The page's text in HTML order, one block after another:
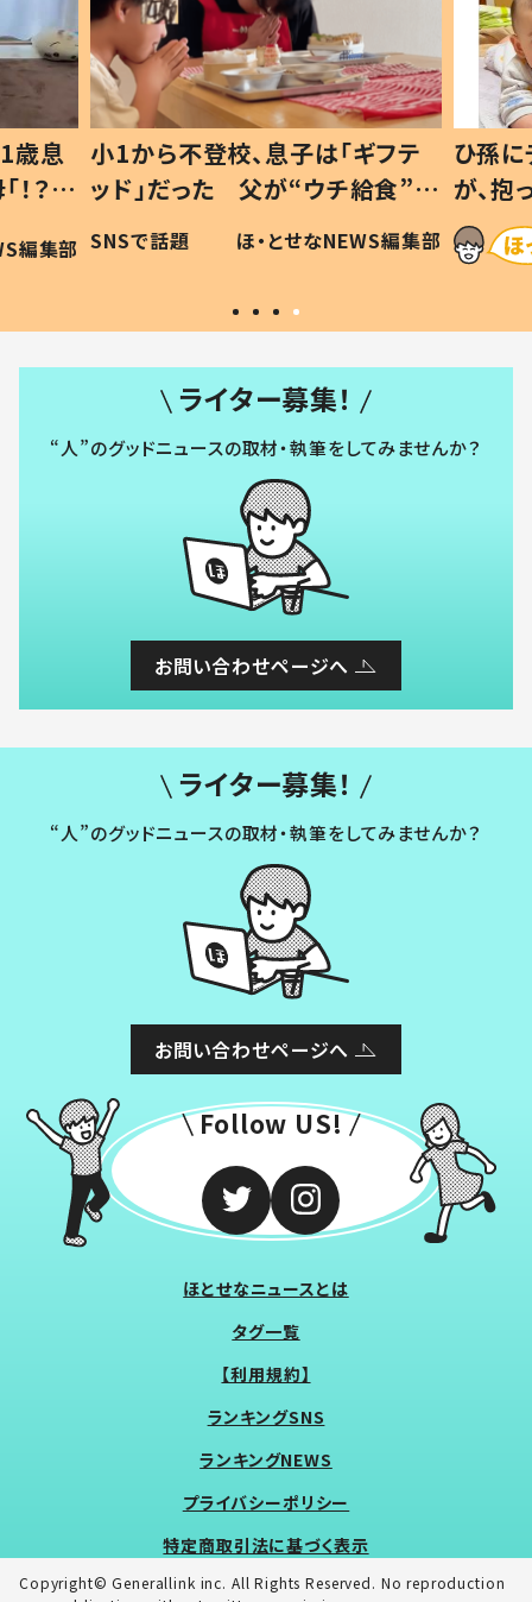
歳息
？」
編集部
小1から不登校、息子は「ギフテ
ッド」だった 父が“ウチ給食”を
作り続ける理由とは #令和の親
#令和の子
SNSで話題 ほ・とせなNEWS編集部
ひ孫
が、
「涙が
い」
ライター募集！
“人”のグッドニュースの取材・執筆をしてみませんか？
お問い合わせページへ
ライター募集！
“人”のグッドニュースの取材・執筆をしてみませんか？
お問い合わせページへ
Follow US!
ほとせなニュースとは
タグ一覧
【利用規約】
ランキングSNS
ランキングNEWS
プライバシーポリシー
特定商取引法に基づく表示
Copyright© Generallink inc. All Rights Reserved. No reproduction